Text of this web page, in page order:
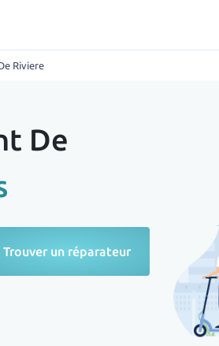
Riviere
De
Trouver un réparateur